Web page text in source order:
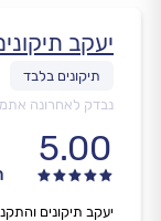
יעקב
נבדק לאחרונה
5.00
יעקב תיקונים